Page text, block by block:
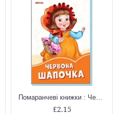
Помаранчеві книжки : Червона шапочка (у)
£2.15